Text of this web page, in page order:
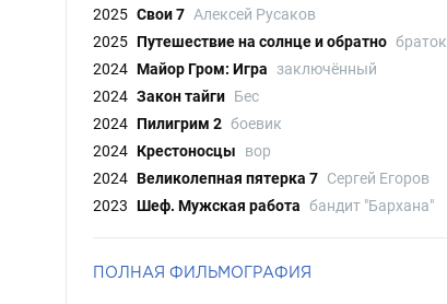
2025 Свои 7 Алексей Русаков
2025 Путешествие на солнце и обратно браток
2024 Майор Гром: Игра
заключённый
2024 Закон тайги Бес
2024 Пилигрим 2 боевик
2024 Крестоносцы
вор
2024 Великолепная пятерка 7 Сергей Егоров
2023 Шеф. Мужская работа бандит "Бархана"
ПОЛНАЯ ФИЛЬМОГРАФИЯ